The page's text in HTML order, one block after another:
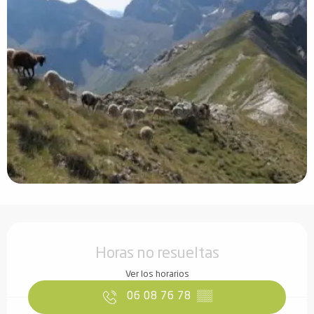
Horas no resueltas
Ver los horarios
06 08 76 78 ▒▒